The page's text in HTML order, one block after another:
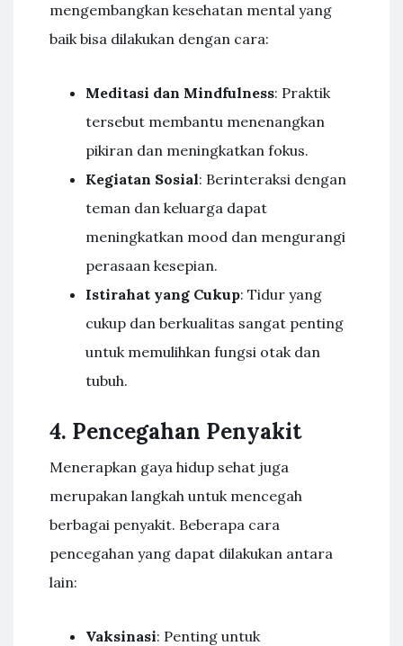
mengembangkan kesehatan mental yang
baik bisa dilakukan dengan cara:
Meditasi dan Mindfulness: Praktik
tersebut membantu menenangkan
pikiran dan meningkatkan fokus.
Kegiatan Sosial: Berinteraksi dengan
teman dan keluarga dapat
meningkatkan mood dan mengurangi
perasaan kesepian.
Istirahat yang Cukup: Tidur yang
cukup dan berkualitas sangat penting
untuk memulihkan fungsi otak dan
tubuh.
4. Pencegahan Penyakit
Menerapkan gaya hidup sehat juga
merupakan langkah untuk mencegah
berbagai penyakit. Beberapa cara
pencegahan yang dapat dilakukan antara
lain:
Vaksinasi: Penting untuk